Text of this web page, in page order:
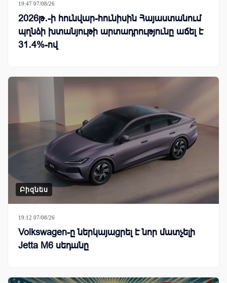
19:47 07/08/26
2026թ․-ի հունվար-հունիսին Հայաստանում
պղնձի խտանյութի արտադրությունը աճել է
31․4%-ով
Բիզնես
19:12 07/08/26
Volkswagen-ը ներկայացրել է նոր մատչելի
Jetta M6 սեդանը